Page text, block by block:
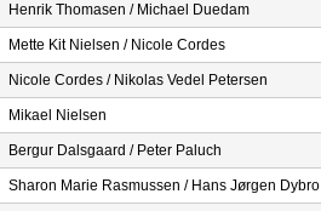
Henrik Thomasen / Michael Duedam
Mette Kit Nielsen / Nicole Cordes
Nicole Cordes / Nikolas Vedel Petersen
Mikael Nielsen
Bergur Dalsgaard / Peter Paluch
Sharon Marie Rasmussen / Hans Jørgen Dybro